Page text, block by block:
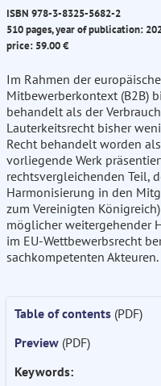
ISBN 978-3-8325-5682-2
510 pages, year of publication:
price: 59.00 €
Im Rahmen der
Mitbewerberkontext (B2B)
behandelt als der
Lauterkeitsrecht bisher
Recht behandelt worden
vorliegende Werk
rechtsvergleichenden Teil,
Harmonisierung in den
zum Vereinigten
möglicher weitergehender
im EU-Wettbewerbsrecht
sachkompetenten Akteuren.
Table of contents (PDF)
Preview (PDF)
Keywords: